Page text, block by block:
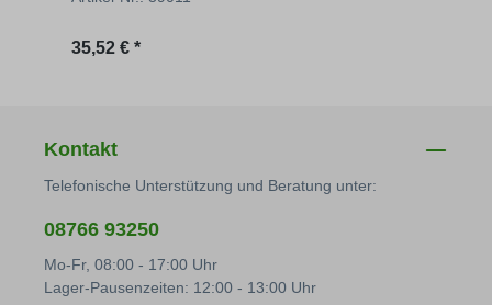
Regulärer Preis:
35,52 € *
Kontakt
Telefonische Unterstützung und Beratung unter:
08766 93250
Mo-Fr, 08:00 - 17:00 Uhr
Lager-Pausenzeiten: 12:00 - 13:00 Uhr